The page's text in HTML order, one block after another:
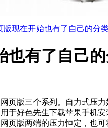
版现在开始也有了自己的分
也有了自己
版三个系列。自力式
用于好色先生下载苹果手机
页版两端的压力恒定，